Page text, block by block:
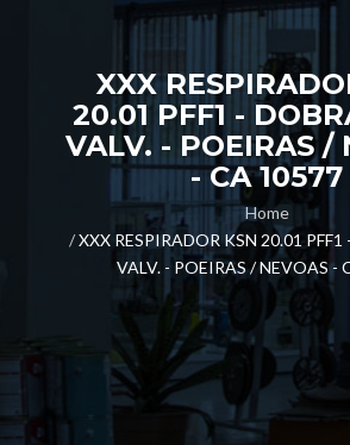
XXX
20.01 PFF1 -
VALV. - POEIRAS /
- CA 10577
Home
XXX RESPIRADOR KSN 20.01
VALV. - POEIRAS / NEVOAS -